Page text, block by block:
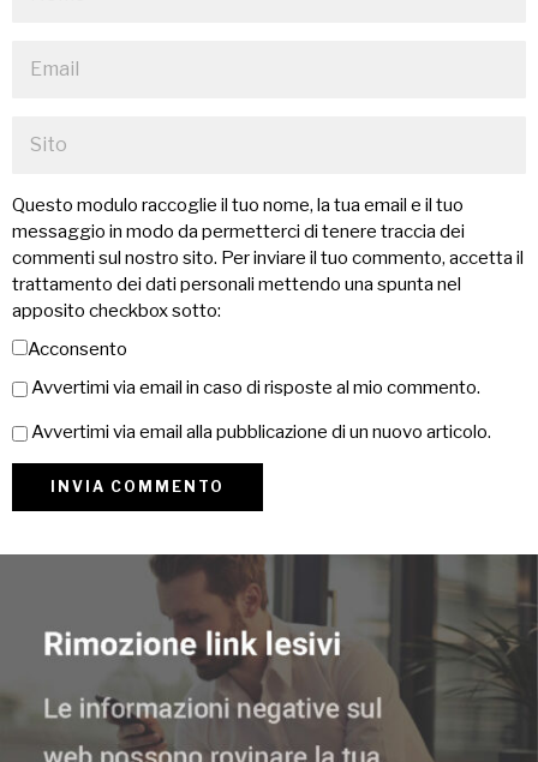
Questo modulo raccoglie il tuo nome, la tua email e il tuo
messaggio in modo da permetterci di tenere traccia dei
commenti sul nostro sito. Per inviare il tuo commento, accetta il
trattamento dei dati personali mettendo una spunta nel
apposito checkbox sotto:
Acconsento
Avvertimi via email in caso di risposte al mio commento.
Avvertimi via email alla pubblicazione di un nuovo articolo.